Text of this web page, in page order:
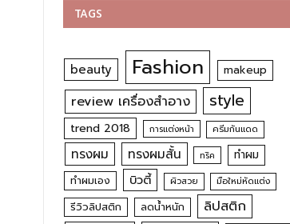
TAGS
beauty Fashion makeup
review เครื่องสำอาง style
trend 2018 การแต่งหน้า ครีมกันแดด
ทรงผม ทรงผมสั้น ทริค ทำผม
ทำผมเอง บิวตี้ ผิวสวย มือใหม่หัดแต่ง
รีวิวลิปสติก ลดน้ำหนัก ลิปสติก